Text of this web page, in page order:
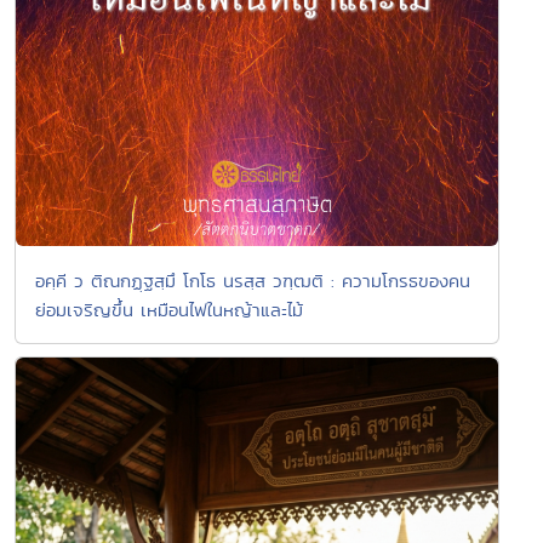
อคฺคี ว ติณกฏฺฐสฺมึ โกโธ นรสฺส วฑฺฒติ : ความโกรธของคน
ย่อมเจริญขึ้น เหมือนไฟในหญ้าและไม้